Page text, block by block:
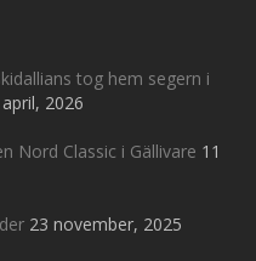
tog hem segern i
2026
Nord Classic i Gällivare 11
23 november, 2025